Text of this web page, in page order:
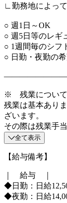
∟勤務地によっ
○ 週1日～OK
○ 週5日等のレギ
○ 1週間毎のシフ
○ 日勤・夜勤の
※ 残業につい
残業は基本あり
ざいます。
その際は残業手
全て表示
【給与備考】
｜ 給与 ｜
◆日勤：日給
◆夜勤：日給